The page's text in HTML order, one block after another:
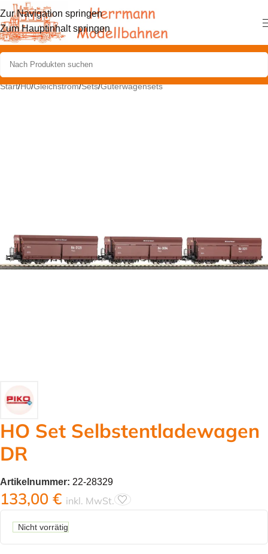
Zur Navigation springen
Zum Hauptinhalt springen
Start/H0/Gleichstrom/Sets/Güterwagensets
HO Set Selbstentladewagen
DR
Artikelnummer: 22-28329
133,00 € inkl. MwSt.
Nicht vorrätig